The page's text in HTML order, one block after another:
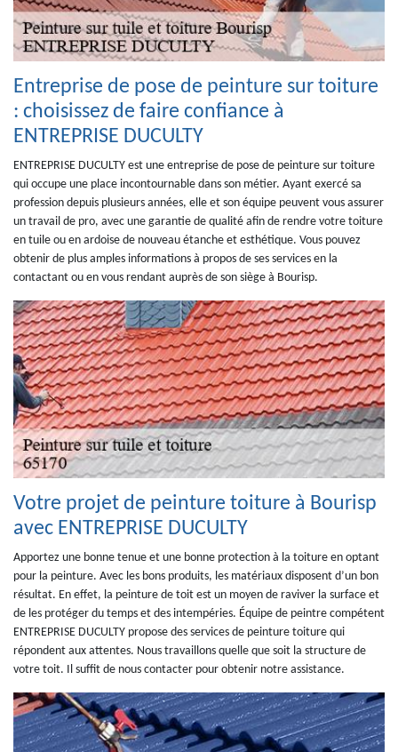
Entreprise de pose de peinture sur toiture
: choisissez de faire confiance à
ENTREPRISE DUCULTY
ENTREPRISE DUCULTY est une entreprise de pose de peinture sur toiture
qui occupe une place incontournable dans son métier. Ayant exercé sa
profession depuis plusieurs années, elle et son équipe peuvent vous assurer
un travail de pro, avec une garantie de qualité afin de rendre votre toiture
en tuile ou en ardoise de nouveau étanche et esthétique. Vous pouvez
obtenir de plus amples informations à propos de ses services en la
contactant ou en vous rendant auprès de son siège à Bourisp.
Votre projet de peinture toiture à Bourisp
avec ENTREPRISE DUCULTY
Apportez une bonne tenue et une bonne protection à la toiture en optant
pour la peinture. Avec les bons produits, les matériaux disposent d’un bon
résultat. En effet, la peinture de toit est un moyen de raviver la surface et
de les protéger du temps et des intempéries. Équipe de peintre compétent
ENTREPRISE DUCULTY propose des services de peinture toiture qui
répondent aux attentes. Nous travaillons quelle que soit la structure de
votre toit. Il suffit de nous contacter pour obtenir notre assistance.